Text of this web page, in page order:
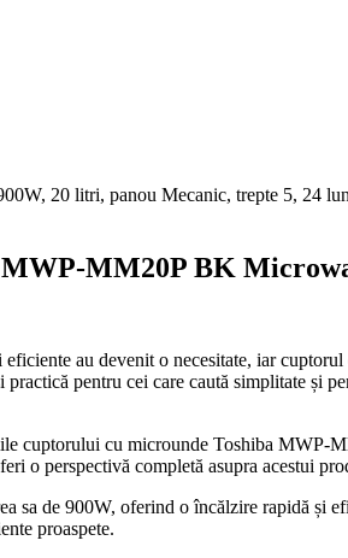
MM20P BK
au devenit o necesitate, iar
pentru cei care caută simplitate și
cuptorului cu microunde Toshiba
o perspectivă completă asupra acestui
de 900W, oferind o încălzire rapidă și
proaspete.